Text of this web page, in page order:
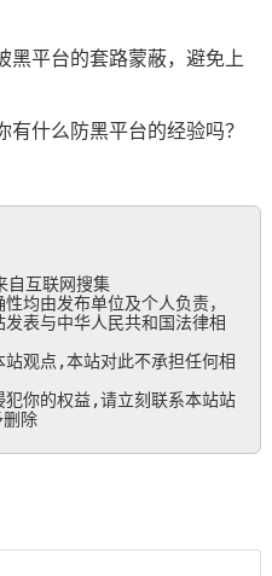
黑平台的套路蒙蔽，避免上
什么防黑平台的经验吗？
联网搜集
均由发布单位及个人负责，
表与中华人民共和国法律相
观点,本站对此不承担任何相
你的权益,请立刻联系本站站
除